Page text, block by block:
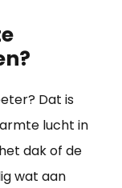
Dat is
lucht in
dak of de
wat aan